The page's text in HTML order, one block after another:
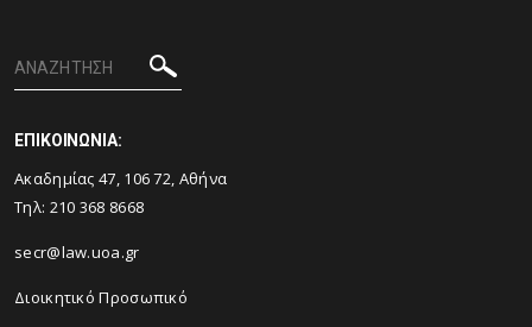
ΕΠΙΚΟΙΝΩΝΙΑ:
Ακαδημίας 47, 106 72, Αθήνα
Τηλ: 210 368 8668
secr@law.uoa.gr
Διοικητικό Προσωπικό